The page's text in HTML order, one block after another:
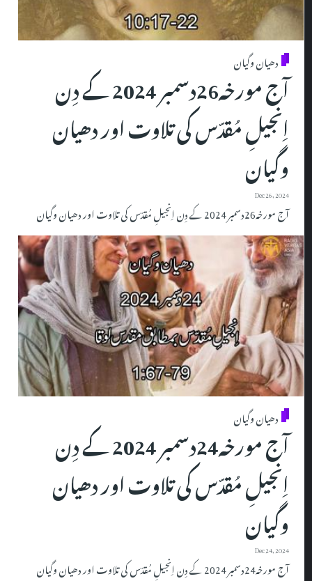
دھیان وگیان
آج مورخہ26دسمبر 2024 کے دِن
اِنجیلِ مُقدّس کی تلاوت اور دھیان
وگیان
Dec 26, 2024
آج مورخہ26دسمبر 2024 کے دِن اِنجیلِ مُقدّس کی تلاوت اور دھیان وگیان
دھیان وگیان
آج مورخہ24دسمبر 2024 کے دِن
اِنجیلِ مُقدّس کی تلاوت اور دھیان
وگیان
Dec 24, 2024
آج مورخہ24دسمبر 2024 کے دِن اِنجیلِ مُقدّس کی تلاوت اور دھیان وگیان